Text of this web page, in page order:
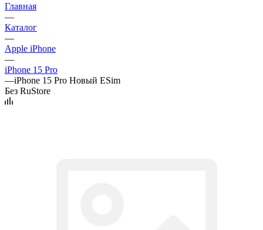
Главная
—
Каталог
—
Apple iPhone
—
iPhone 15 Pro
—iPhone 15 Pro Новый ESim
Без RuStore